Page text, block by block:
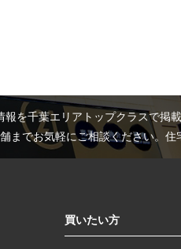
を千葉エリアトップクラスで掲
までお気軽にご相談ください。
買いたい方